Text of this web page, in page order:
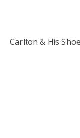
Carlton & His